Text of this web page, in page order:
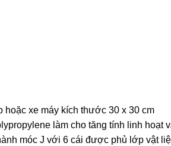
hoặc xe máy kích thước 30 x 30 cm
làm cho tăng tính linh hoạt
móc J với 6 cái được phủ lớp vật